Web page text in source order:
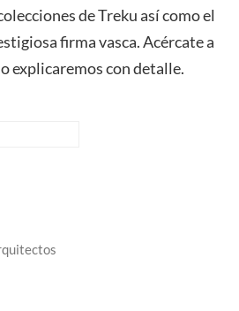
de Treku así como el
firma vasca. Acércate a
explicaremos con detalle.